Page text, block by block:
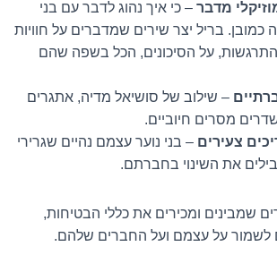
מדבר – כי איך נהוג לדבר עם בני
כמובן. בריל יצר שירים שמדברים על חוויות
על הסיכונים, הכל בשפה שהם
– שילוב של סושיאל מדיה, אתגרים
מסרים חיוביים.
צעירים – בני נוער עצמם נהיים שגרירי
את השינוי בחברתם.
שמבינים ומכירים את כללי הבטיחות,
לשמור על עצמם ועל החברים שלהם.